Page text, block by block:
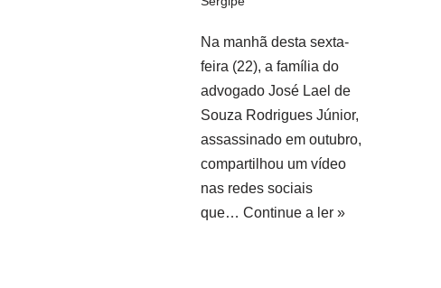
Na manhã desta sexta-
feira (22), a família do
advogado José Lael de
Souza Rodrigues Júnior,
assassinado em outubro,
compartilhou um vídeo
nas redes sociais
que… Continue a ler »